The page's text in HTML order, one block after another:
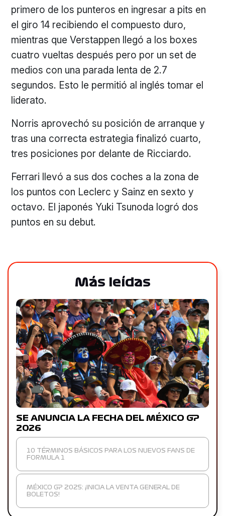
primero de los punteros en ingresar a pits en
el giro 14 recibiendo el compuesto duro,
mientras que Verstappen llegó a los boxes
cuatro vueltas después pero por un set de
medios con una parada lenta de 2.7
segundos. Esto le permitió al inglés tomar el
liderato.
Norris aprovechó su posición de arranque y
tras una correcta estrategia finalizó cuarto,
tres posiciones por delante de Ricciardo.
Ferrari llevó a sus dos coches a la zona de
los puntos con Leclerc y Sainz en sexto y
octavo. El japonés Yuki Tsunoda logró dos
puntos en su debut.
Más leídas
SE ANUNCIA LA FECHA DEL MÉXICO GP
2026
10 TÉRMINOS BÁSICOS PARA LOS NUEVOS FANS DE
FORMULA 1
MÉXICO GP 2025: ¡INICIA LA VENTA GENERAL DE
BOLETOS!